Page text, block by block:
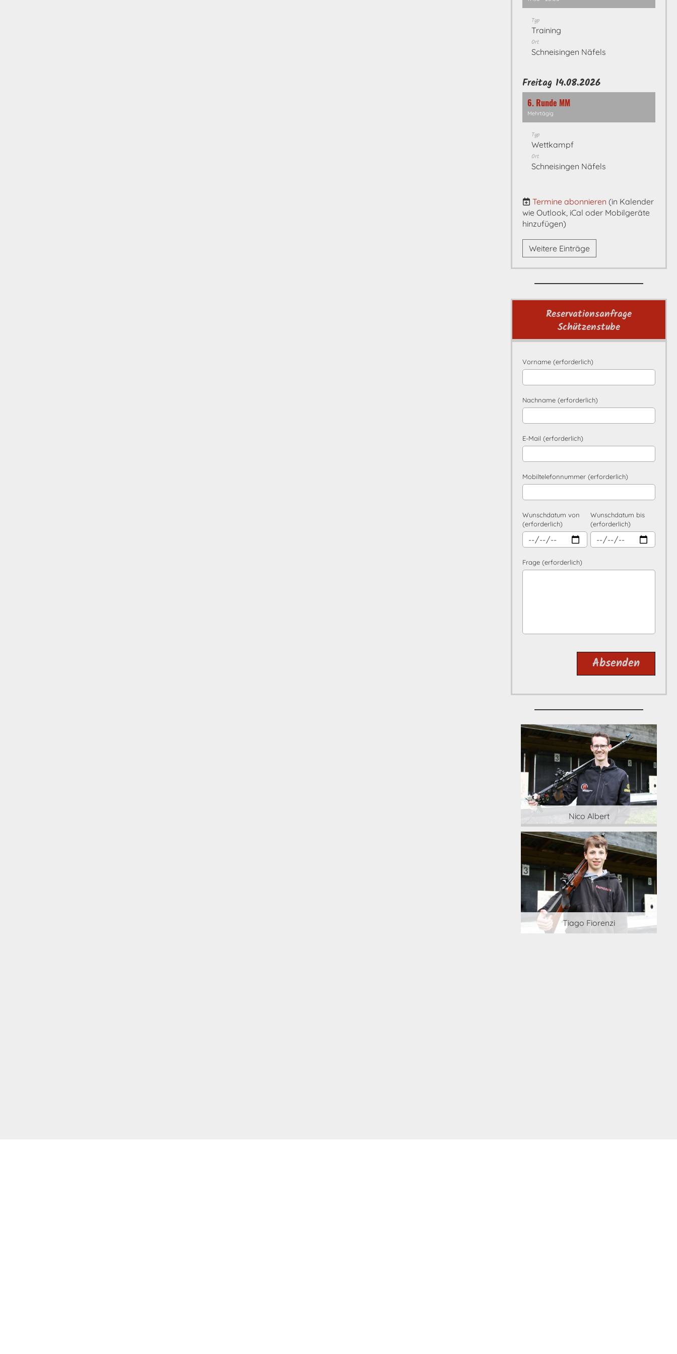
Typ
Training
Ort
Schneisingen Näfels
Freitag 14.08.2026
6. Runde MM
Mehrtägig
Typ
Wettkampf
Ort
Schneisingen Näfels
Termine abonnieren (in Kalender
wie Outlook, iCal oder Mobilgeräte
hinzufügen)
Weitere Einträge
Reservationsanfrage
Schützenstube
Vorname (erforderlich)
Nachname (erforderlich)
E-Mail (erforderlich)
Mobiltelefonnummer (erforderlich)
Wunschdatum von
(erforderlich)
Wunschdatum bis
(erforderlich)
Frage (erforderlich)
Nico Albert
Tiago Fiorenzi